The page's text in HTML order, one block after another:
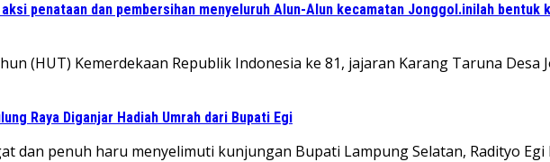
penataan dan pembersihan menyeluruh Alun-Alun kecamatan Jonggol.inilah
(HUT) Kemerdekaan Republik Indonesia ke 81, jajaran Karang Taruna
Raya Diganjar Hadiah Umrah dari Bupati Egi
dan penuh haru menyelimuti kunjungan Bupati Lampung Selatan, Radityo